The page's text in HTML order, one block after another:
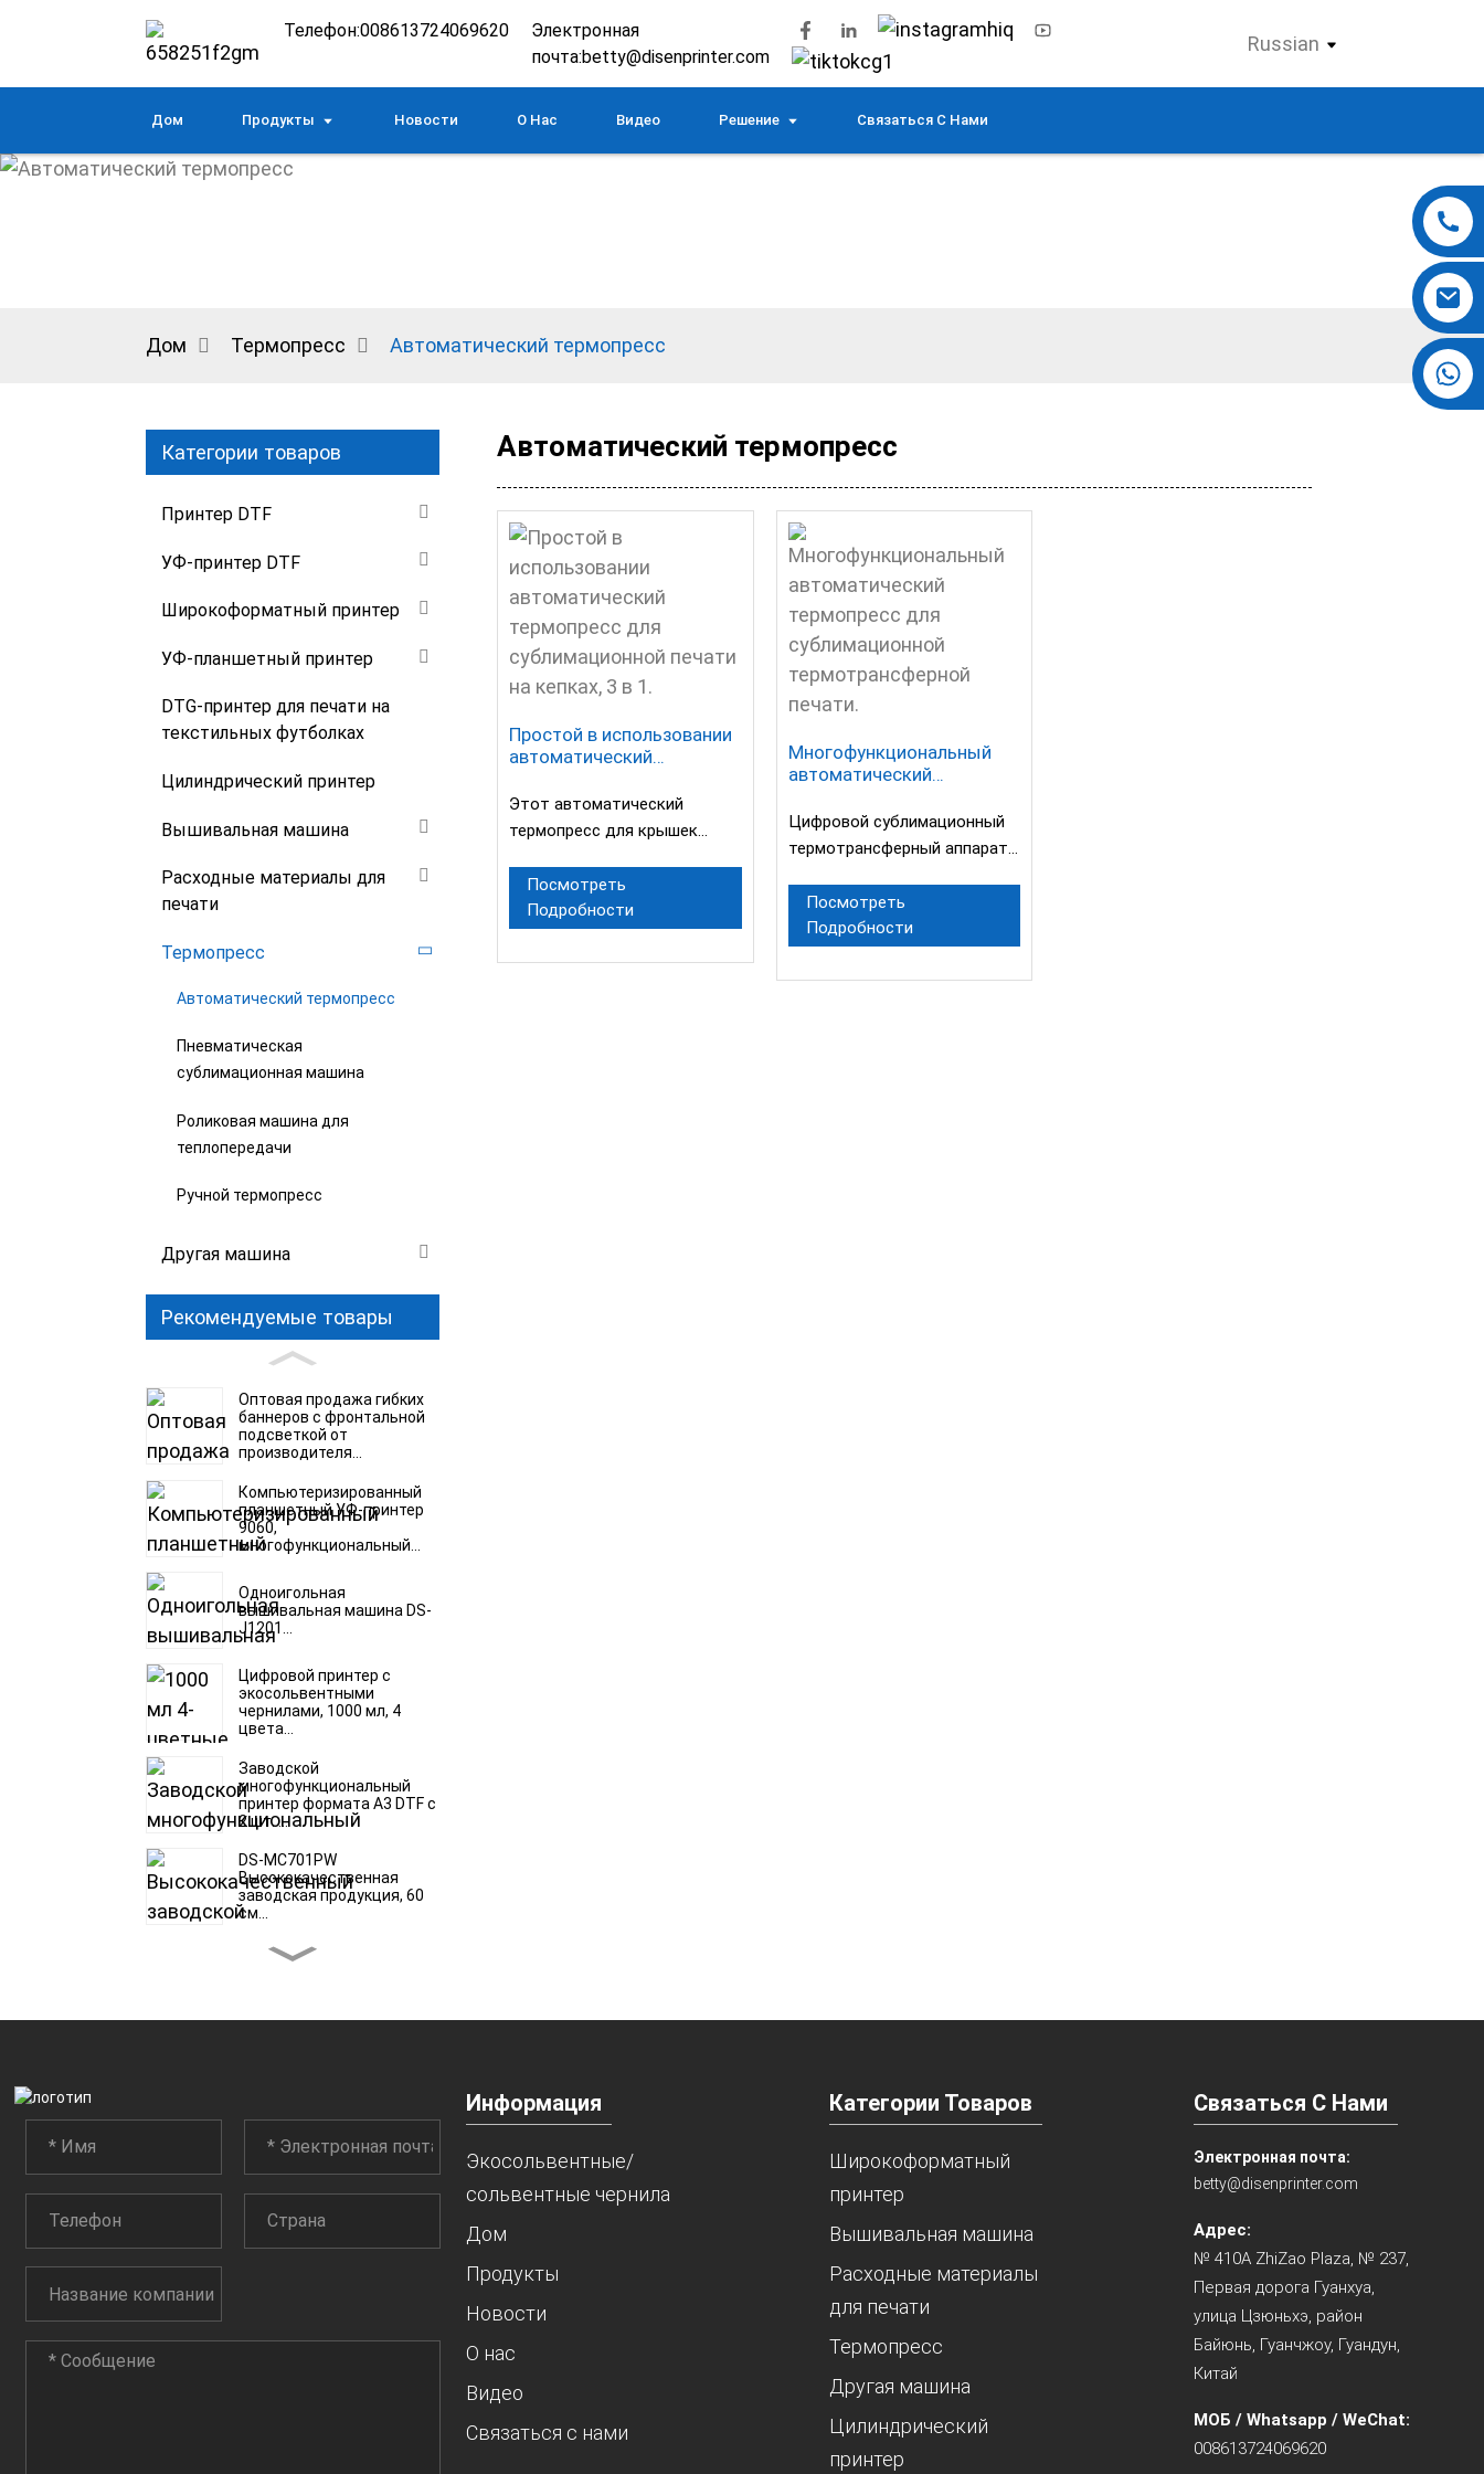
Телефон:008613724069620
Электронная
почта:betty@disenprinter.com
Russian
Дом Продукты Новости О Нас Видео Решение Связаться С Нами
Дом Термопресс Автоматический термопресс
Категории товаров
Принтер DTF
УФ-принтер DTF
Широкоформатный принтер
УФ-планшетный принтер
DTG-принтер для печати на
текстильных футболках
Цилиндрический принтер
Вышивальная машина
Расходные материалы для
печати
Термопресс
Автоматический термопресс
Пневматическая
сублимационная машина
Роликовая машина для
теплопередачи
Ручной термопресс
Другая машина
Рекомендуемые товары
Оптовая продажа гибких
баннеров с фронтальной
подсветкой от
производителя...
Компьютеризированный
планшетный УФ-принтер
9060,
многофункциональный...
Одноигольная
вышивальная машина DS-
J1201...
Цифровой принтер с
экосольвентными
чернилами, 1000 мл, 4
цвета...
Заводской
многофункциональный
принтер формата A3 DTF с
2 шт. ...
DS-MC701PW
Высококачественная
заводская продукция, 60
см...
УФ-принтер DS-HY300W
Автоматический термопресс
Простой в использовании
автоматический
сублимационной печати
на кепках, 3 в 1.
Этот автоматический
термопресс для крышек
термопереноса на
криволинейные
Посмотреть
Подробности
Многофункциональный
автоматический
сублимационной
термотрансферной
печати.
Цифровой сублимационный
термотрансферный аппарат.
предустановленных режима,
что позволяет сократить
Посмотреть
Подробности
Информация
Экосольвентные/
сольвентные чернила
Дом
Продукты
Новости
О нас
Видео
Связаться с нами
Категории Товаров
Широкоформатный
принтер
Вышивальная машина
Расходные материалы
для печати
Термопресс
Другая машина
Цилиндрический
принтер
Связаться С Нами
Электронная почта:
betty@disenprinter.com
Адрес:
№ 410A ZhiZao Plaza, № 237,
Первая дорога Гуанхуа,
улица Цзюньхэ, район
Байюнь, Гуанчжоу, Гуандун,
Китай
МОБ / Whatsapp / WeChat:
008613724069620